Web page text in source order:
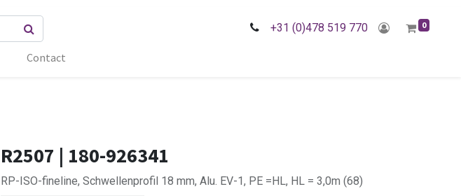
+31 (0)478 519 770 0
Contact
R2507 | 180-926341
RP-ISO-fineline, Schwellenprofil 18 mm, Alu. EV-1, PE =HL, HL = 3,0m (68)